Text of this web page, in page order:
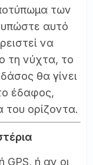
των
αυτό
να
τη νύχτα, το
θα γίνει
έδαφος,
του ορίζοντα.
GPS, ή αν οι